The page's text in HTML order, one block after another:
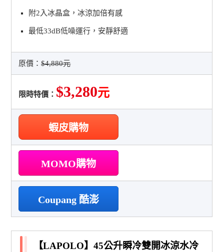
附2入冰晶盒，冰涼加倍有感
最低33dB低噪運行，安靜舒適
原價：$4,880元
限時特價： $3,280元
蝦皮購物
MOMO購物
Coupang 酷澎
【LAPOLO】45公升瞬冷雙開冰涼水冷